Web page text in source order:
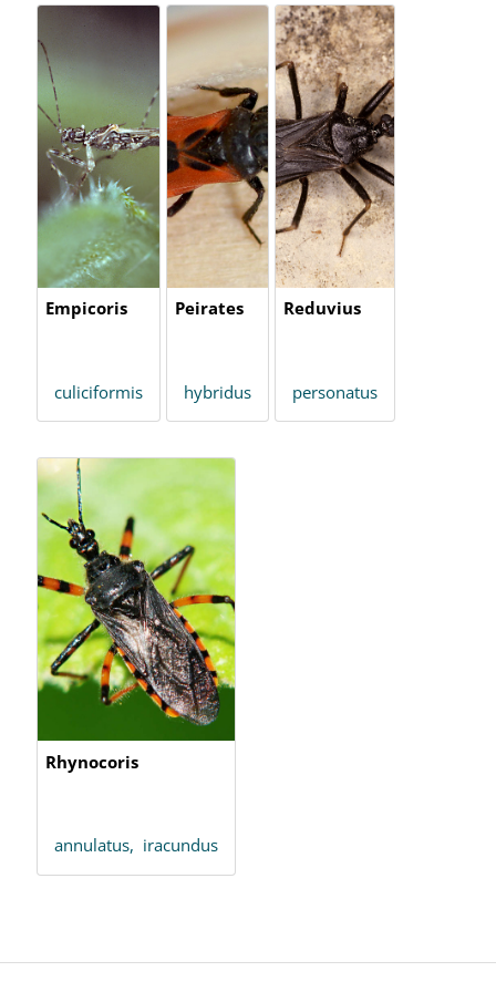
Empicoris
culiciformis
Peirates
hybridus
Reduvius
personatus
Rhynocoris
annulatus, iracundus